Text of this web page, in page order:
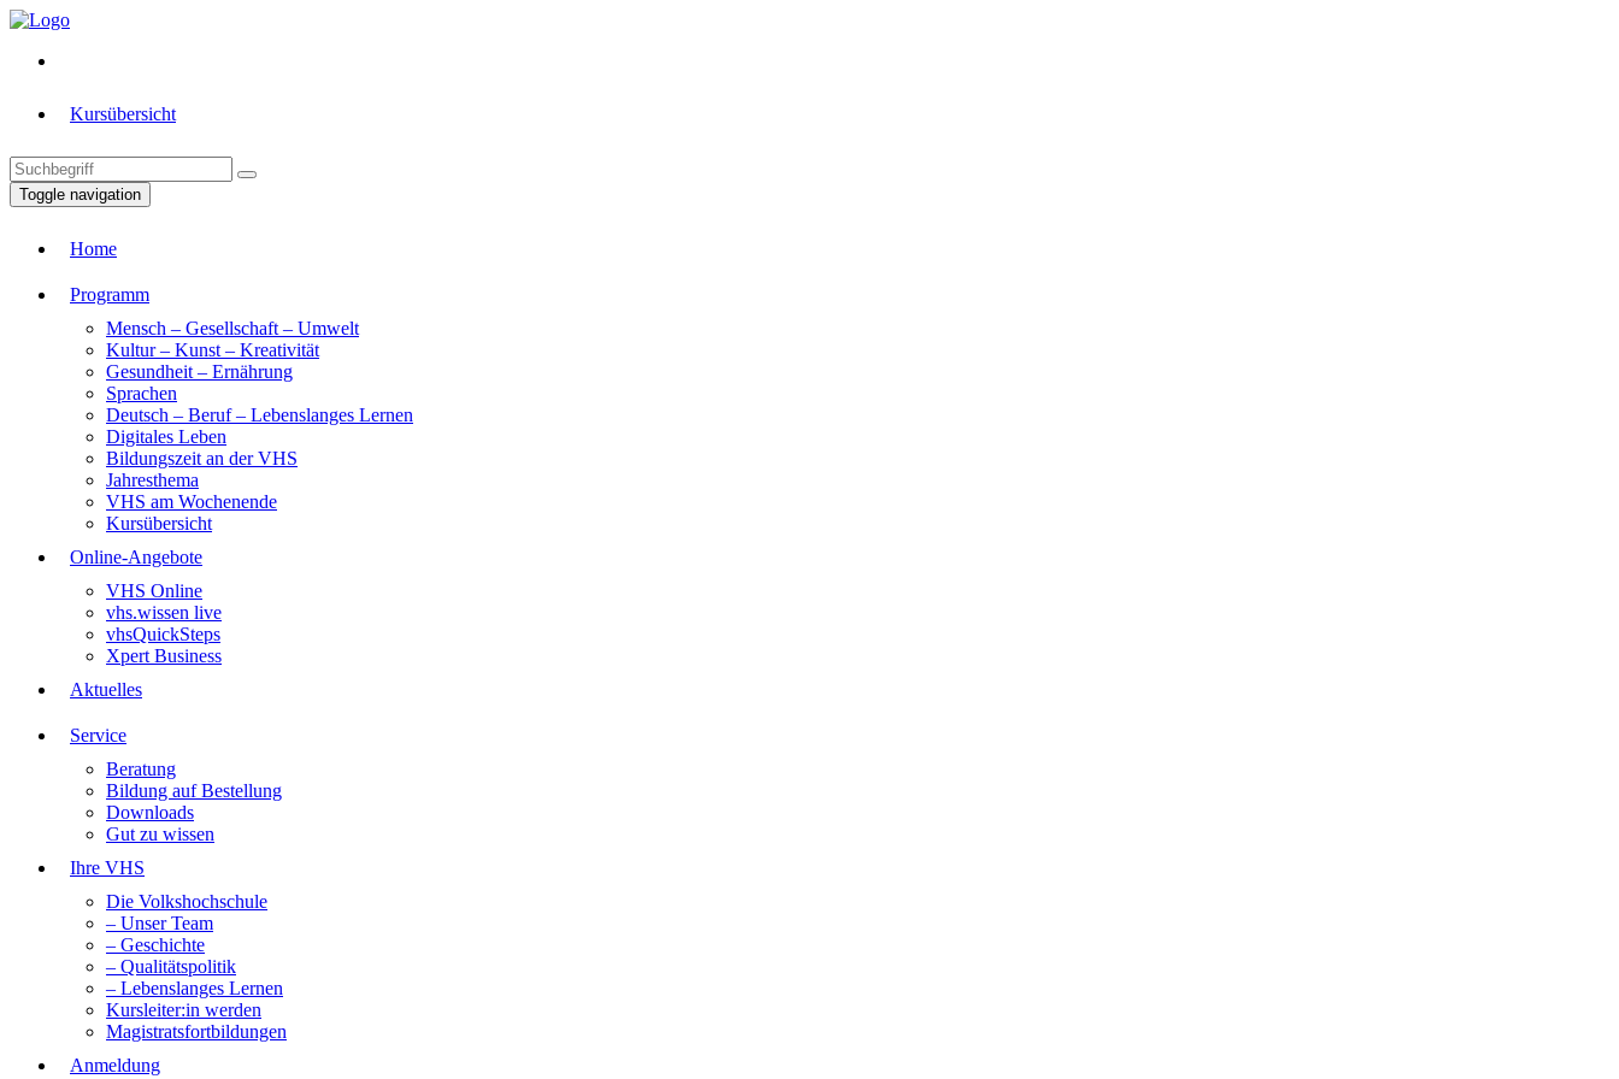
Kursübersicht
Toggle navigation
Home
Programm
Mensch – Gesellschaft – Umwelt
Kultur – Kunst – Kreativität
Gesundheit – Ernährung
Sprachen
Deutsch – Beruf – Lebenslanges Lernen
Digitales Leben
Bildungszeit an der VHS
Jahresthema
VHS am Wochenende
Kursübersicht
Online-Angebote
VHS Online
vhs.wissen live
vhsQuickSteps
Xpert Business
Aktuelles
Service
Beratung
Bildung auf Bestellung
Downloads
Gut zu wissen
Ihre VHS
Die Volkshochschule
– Unser Team
– Geschichte
– Qualitätspolitik
– Lebenslanges Lernen
Kursleiter:in werden
Magistratsfortbildungen
Anmeldung